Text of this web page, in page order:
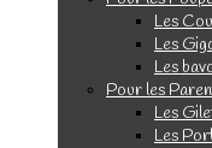
Les
Les
Les
Pour les
Les
Les